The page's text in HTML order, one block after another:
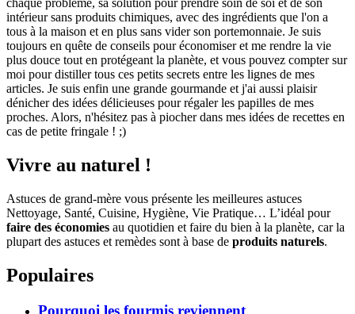
chaque problème, sa solution pour prendre soin de soi et de son
intérieur sans produits chimiques, avec des ingrédients que l'on a
tous à la maison et en plus sans vider son portemonnaie. Je suis
toujours en quête de conseils pour économiser et me rendre la vie
plus douce tout en protégeant la planète, et vous pouvez compter sur
moi pour distiller tous ces petits secrets entre les lignes de mes
articles. Je suis enfin une grande gourmande et j'ai aussi plaisir
dénicher des idées délicieuses pour régaler les papilles de mes
proches. Alors, n'hésitez pas à piocher dans mes idées de recettes en
cas de petite fringale ! ;)
Vivre au naturel !
Astuces de grand-mère vous présente les meilleures astuces
Nettoyage, Santé, Cuisine, Hygiène, Vie Pratique… L’idéal pour
faire des économies au quotidien et faire du bien à la planète, car la
plupart des astuces et remèdes sont à base de produits naturels.
Populaires
Pourquoi les fourmis reviennent